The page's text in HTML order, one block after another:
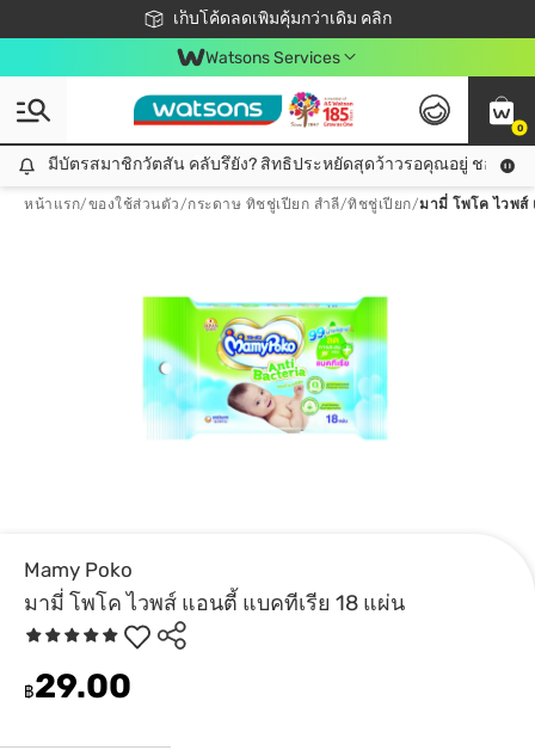
เก็บโค้ดลดเพิ่มคุ้มกว่าเดิม คลิก
ชอปออนไลน์ครั้งแรก ลดเพิ่มจุก ๆ 10%! 🎉
📦ส่งฟรี! เมื่อชอป 499฿
สมาชิกวัตสัน คลับดียังไง?
Watsons Services
0
มีบัตรสมาชิกวัตสัน คลับรึยัง? สิทธิประหยัดสุดว้าวรอคุณอยู่ ชอปคุ้มกว่าเดิม คลิก!
มีบัตรสมาชิกวัตสัน คลับรึยัง? สิทธิประหยัดสุดว้าวรอคุณอยู่ ชอปคุ้มก
หน้าแรก/ของใช้ส่วนตัว/กระดาษ ทิชชู่เปียก สำลี/ทิชชู่เปียก/มามี่ โพโค ไวพส์
Mamy Poko
มามี่ โพโค ไวพส์ แอนตี้ แบคทีเรีย 18 แผ่น
฿29.00